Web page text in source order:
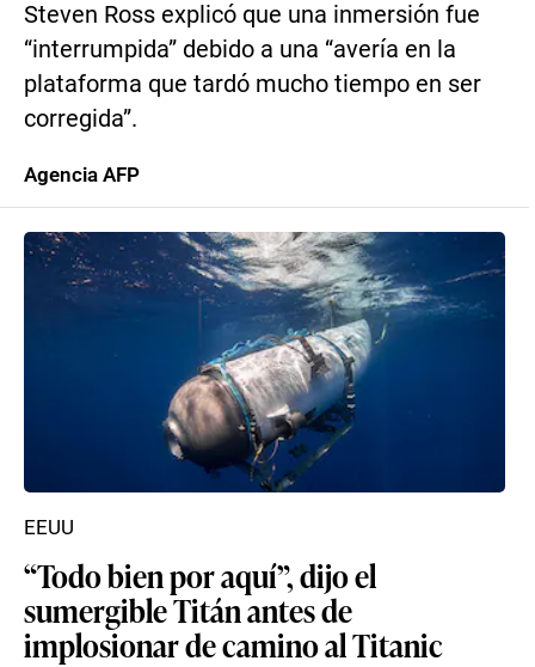
Steven Ross explicó que una inmersión fue
“interrumpida” debido a una “avería en la
plataforma que tardó mucho tiempo en ser
corregida”.
Agencia AFP
“Todo bien por aquí”, dijo el
sumergible Titán antes de
implosionar de camino al Titanic
EEUU